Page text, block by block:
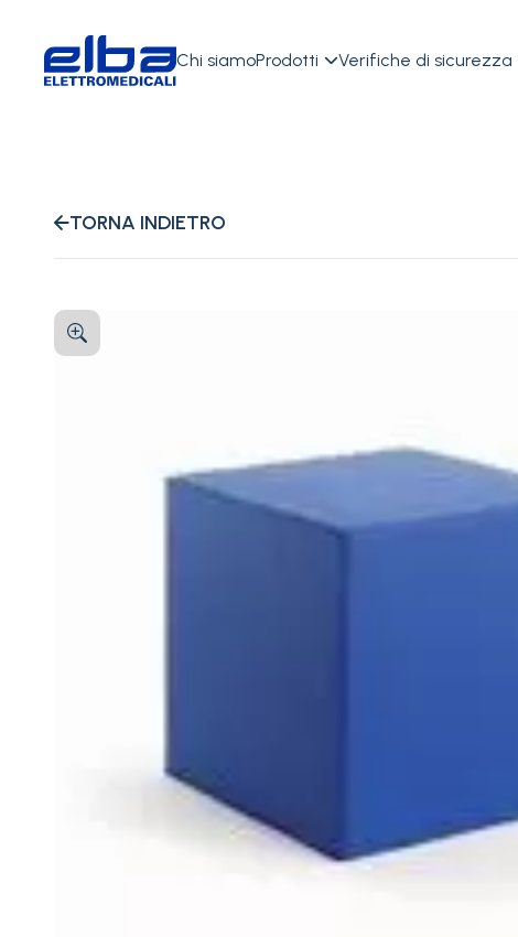
Chi siamoProdotti Verifiche di sicurezza
TORNA INDIETRO